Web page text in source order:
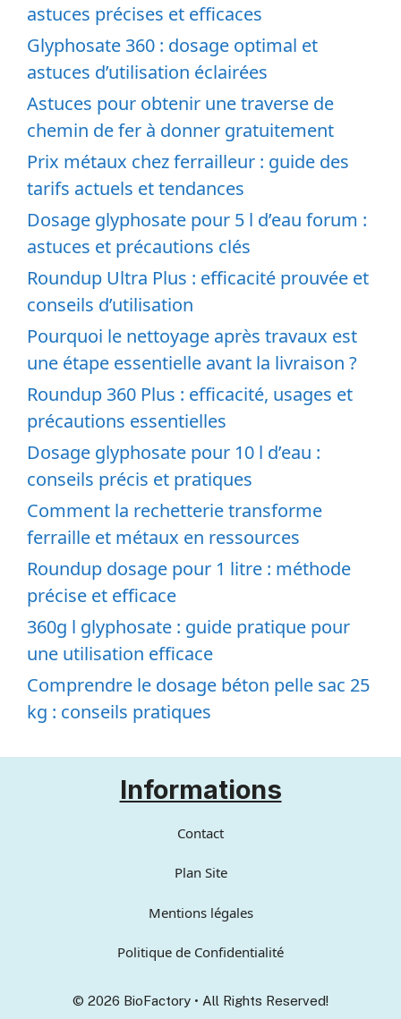
astuces précises et efficaces
Glyphosate 360 : dosage optimal et
astuces d’utilisation éclairées
Astuces pour obtenir une traverse de
chemin de fer à donner gratuitement
Prix métaux chez ferrailleur : guide des
tarifs actuels et tendances
Dosage glyphosate pour 5 l d’eau forum :
astuces et précautions clés
Roundup Ultra Plus : efficacité prouvée et
conseils d’utilisation
Pourquoi le nettoyage après travaux est
une étape essentielle avant la livraison ?
Roundup 360 Plus : efficacité, usages et
précautions essentielles
Dosage glyphosate pour 10 l d’eau :
conseils précis et pratiques
Comment la rechetterie transforme
ferraille et métaux en ressources
Roundup dosage pour 1 litre : méthode
précise et efficace
360g l glyphosate : guide pratique pour
une utilisation efficace
Comprendre le dosage béton pelle sac 25
kg : conseils pratiques
Informations
Contact
Plan Site
Mentions légales
Politique de Confidentialité
© 2026 BioFactory • All Rights Reserved!